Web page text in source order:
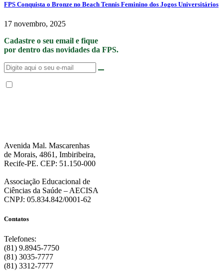
FPS Conquista o Bronze no Beach Tennis Feminino dos Jogos Universitários
17 novembro, 2025
Cadastre o seu email e fique
por dentro das novidades da FPS.
Avenida Mal. Mascarenhas
de Morais, 4861, Imbiribeira,
Recife-PE. CEP: 51.150-000
Associação Educacional de
Ciências da Saúde – AECISA
CNPJ: 05.834.842/0001-62
Contatos
Telefones:
(81) 9.8945-7750
(81) 3035-7777
(81) 3312-7777